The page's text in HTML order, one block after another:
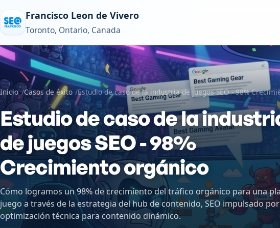
Saltar al contenido
Francisco Leon de Vivero
Toronto, Ontario, Canada
Inicio Casos de éxito Estudio de caso de la industria de juegos SEO - 98%
Estudio de caso de la
de juegos SEO - 98%
Crecimiento orgánico
Cómo logramos un 98% de crecimiento del tráfico orgánico para una
juego a través de la estrategia del hub de contenido, SEO impulsado
optimización técnica para contenido dinámico.